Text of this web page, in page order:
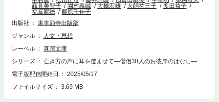
靍見美智子
園村義誠 大橋宏雄 犬飼祐三子
多田益子
福嶌龍徳
藤原千佳子
出版社
東本願寺出版部
ジャンル
人文・思想
レーベル
真宗文庫
シリーズ
亡き方の声に耳を澄ませて―僧侶30人のお彼岸のはなし―
電子版配信開始日
2025/05/17
ファイルサイズ
3.69 MB